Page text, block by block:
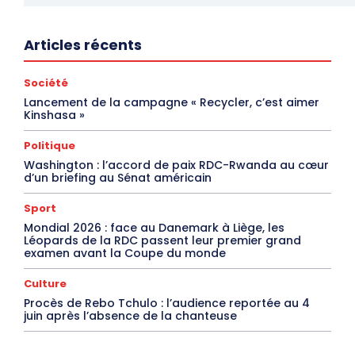
Articles récents
Société
Lancement de la campagne « Recycler, c’est aimer
Kinshasa »
Politique
Washington : l’accord de paix RDC-Rwanda au cœur
d’un briefing au Sénat américain
Sport
Mondial 2026 : face au Danemark à Liège, les
Léopards de la RDC passent leur premier grand
examen avant la Coupe du monde
Culture
Procès de Rebo Tchulo : l’audience reportée au 4
juin après l’absence de la chanteuse